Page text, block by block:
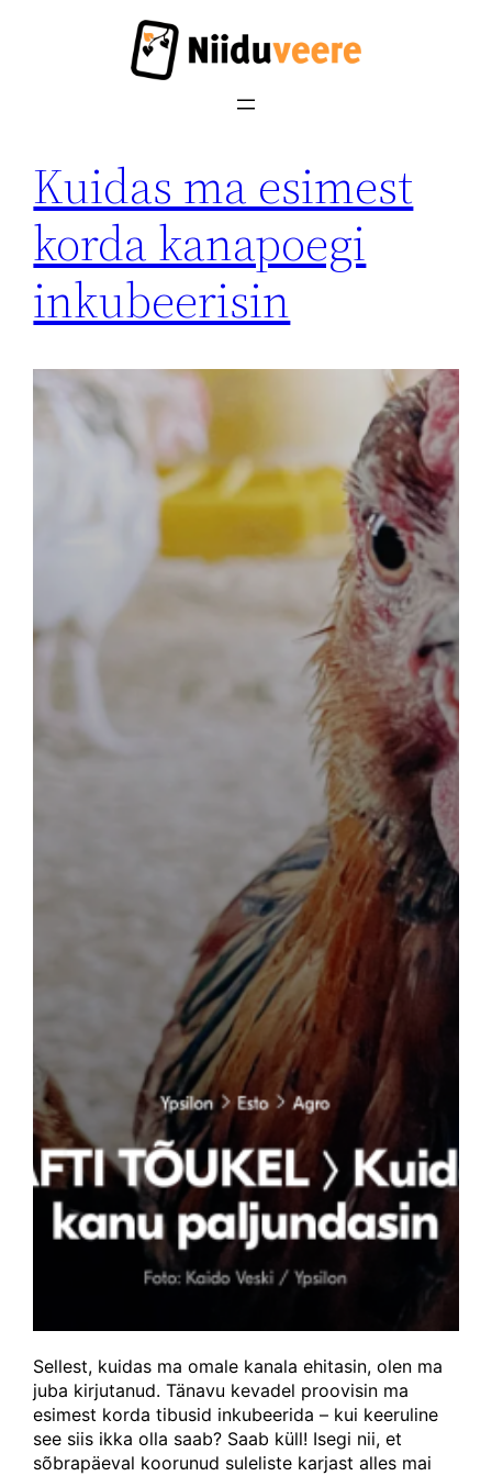
Kuidas ma esimest
korda kanapoegi
inkubeerisin
Sellest, kuidas ma omale kanala ehitasin, olen ma
juba kirjutanud. Tänavu kevadel proovisin ma
esimest korda tibusid inkubeerida – kui keeruline
see siis ikka olla saab? Saab küll! Isegi nii, et
sõbrapäeval koorunud suleliste karjast alles mai